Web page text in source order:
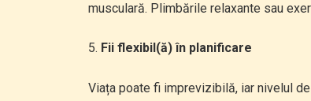
musculară. Plimbările relaxante sau
Fii flexibil(ă) în planificare
Viața poate fi imprevizibilă, iar nivelul